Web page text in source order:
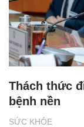
SỨC KHỎE
Thách thức
bệnh nền